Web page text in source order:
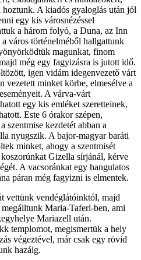
A kiadós gyaloglás után jól
egy kis városnézéssel
a három folyó, a Duna, az Inn
város történelméből hallgattunk
magunkat, finom
még egy fagyizásra is jutott idő.
igen vidám idegenvezető várt
vezetett minket körbe, elmesélve a
A várva-várt
egy kis emléket szeretteinek,
Este 6 órakor szépen,
szentmise kezdetét abban a
nyugszik. A bajor-magyar baráti
minket, ahogy a szentmisét
Gizella sírjánál, kérve
A vacsoránkat egy hangulatos
páran még fagyizni is elmentek.
vettünk vendéglátóinktól, majd
Maria-Taferl-ben, ami
Mariazell után.
templomot, megismertük a hely
végeztével, már csak egy rövid
hazáig.